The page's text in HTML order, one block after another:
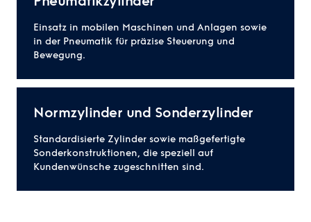
Einsatz in mobilen Maschinen und Anlagen sowie
in der Pneumatik für präzise Steuerung und
Bewegung.
Normzylinder und Sonderzylinder
Standardisierte Zylinder sowie maßgefertigte
Sonderkonstruktionen, die speziell auf
Kundenwünsche zugeschnitten sind.